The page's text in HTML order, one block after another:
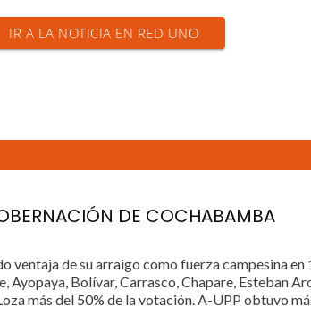
IR A LA NOTICIA EN RED UNO
DE COCHABAMBA
ventaja de su arraigo como fuerza campesina en
Ayopaya, Bolívar, Carrasco, Chapare, Esteban
más del 50% de la votación. A-UPP obtuvo